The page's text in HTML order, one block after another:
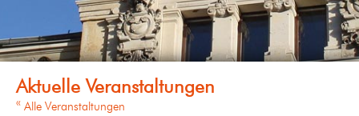
« Alle Veranstaltungen